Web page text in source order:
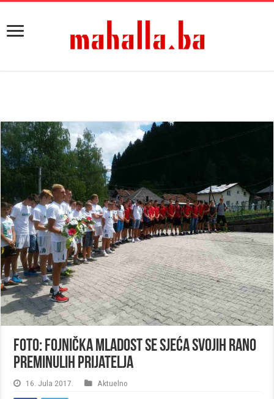
FOTO: Fojnička mladost se sjeća svojih rano
preminulih prijatelja
16. Jula 2017. Aktuelno